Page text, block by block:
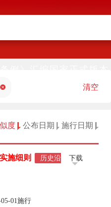
步公布
清空
度 公布日期 施行日期
实施细则 历史沿
01施行
下载